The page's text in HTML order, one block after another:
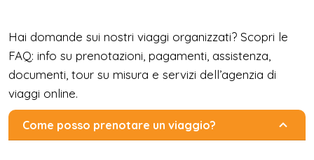
Hai domande sui nostri viaggi organizzati? Scopri le
FAQ: info su prenotazioni, pagamenti, assistenza,
documenti, tour su misura e servizi dell’agenzia di
viaggi online.
Come posso prenotare un viaggio?